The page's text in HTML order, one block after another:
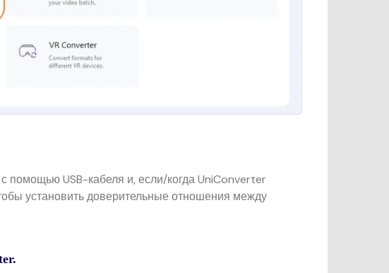
помощью USB-кабеля и, если/когда UniConverter
установить доверительные отношения между